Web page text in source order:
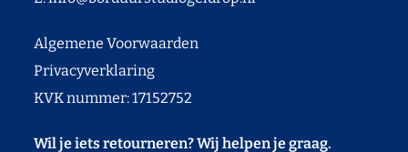
Algemene Voorwaarden
Privacyverklaring
KVK nummer: 17152752
Wil je iets retourneren? Wij helpen je graag.